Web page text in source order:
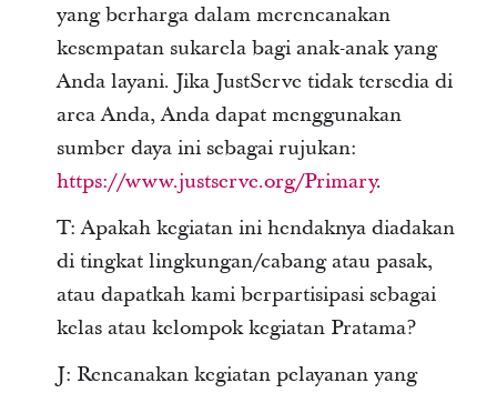
yang berharga dalam merencanakan
kesempatan sukarela bagi anak-anak yang
Anda layani. Jika JustServe tidak tersedia di
area Anda, Anda dapat menggunakan
sumber daya ini sebagai rujukan:
https://www.justserve.org/Primary.
T: Apakah kegiatan ini hendaknya diadakan
di tingkat lingkungan/cabang atau pasak,
atau dapatkah kami berpartisipasi sebagai
kelas atau kelompok kegiatan Pratama?
J: Rencanakan kegiatan pelayanan yang